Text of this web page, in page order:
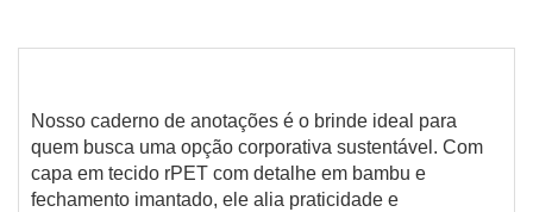
Nosso caderno de anotações é o brinde ideal para
quem busca uma opção corporativa sustentável. Com
capa em tecido rPET com detalhe em bambu e
fechamento imantado, ele alia praticidade e